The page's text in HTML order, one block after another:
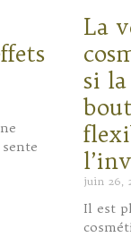
La
si
juin 26,
Il est